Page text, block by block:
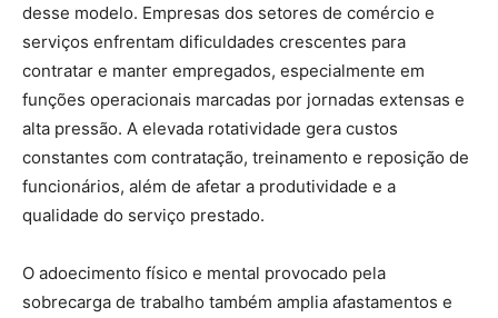
desse modelo. Empresas dos setores de comércio e
serviços enfrentam dificuldades crescentes para
contratar e manter empregados, especialmente em
funções operacionais marcadas por jornadas extensas e
alta pressão. A elevada rotatividade gera custos
constantes com contratação, treinamento e reposição de
funcionários, além de afetar a produtividade e a
qualidade do serviço prestado.
O adoecimento físico e mental provocado pela
sobrecarga de trabalho também amplia afastamentos e